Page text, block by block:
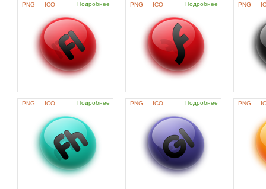
PNG ICO Подробнее PNG ICO Подробнее PNG
PNG ICO Подробнее PNG ICO Подробнее PNG